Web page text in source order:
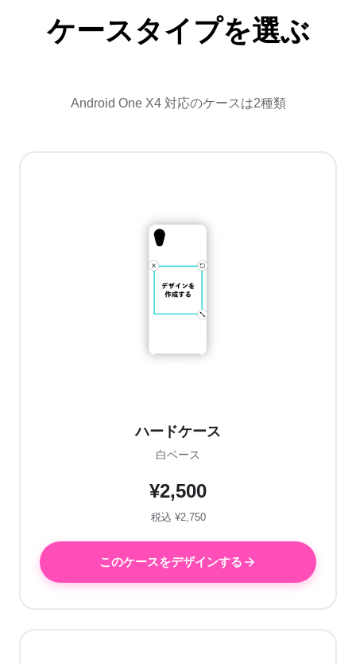
ケースタイプを選ぶ
Android One X4 対応のケースは2種類
ハードケース
白ベース
¥2,500
税込 ¥2,750
このケースをデザインする